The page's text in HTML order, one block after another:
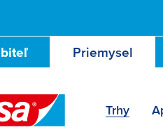
Priemysel
Trhy
riešenia